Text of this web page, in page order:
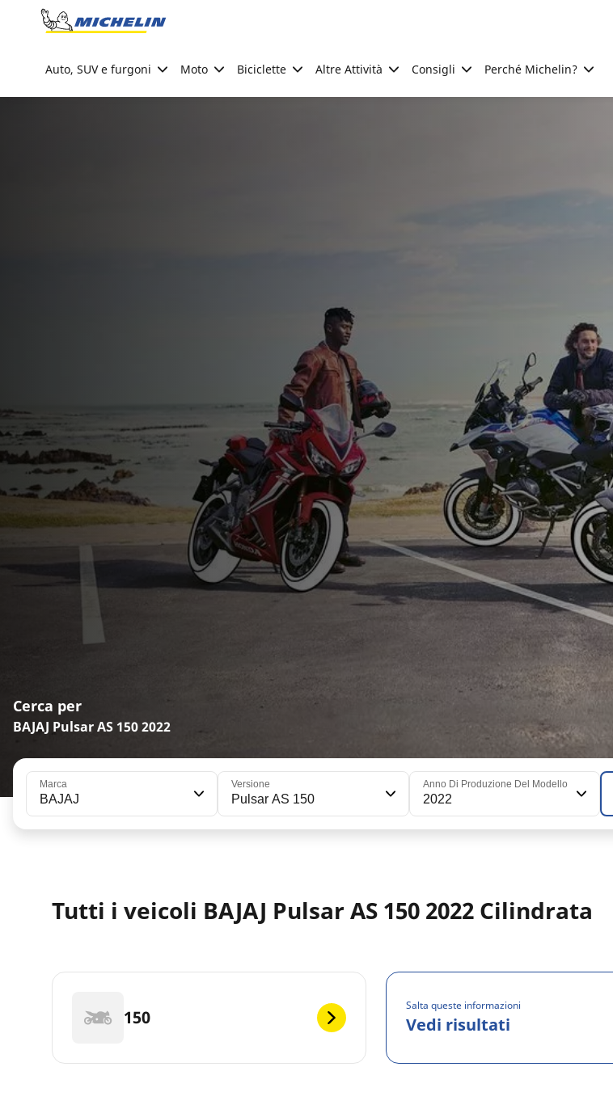
Go to page content
Auto, SUV e furgoni Moto Biciclette Altre Attività Consigli Perché Michelin?
Cerca per
BAJAJ Pulsar AS 150 2022
Marca
BAJAJ
Versione
Pulsar AS 150
Anno Di Produzione Del Modello
2022
Tutti i veicoli BAJAJ Pulsar AS 150 2022 Cilindrata
150
Salta queste informazioni
Vedi risultati